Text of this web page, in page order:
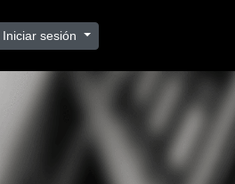
Iniciar sesión